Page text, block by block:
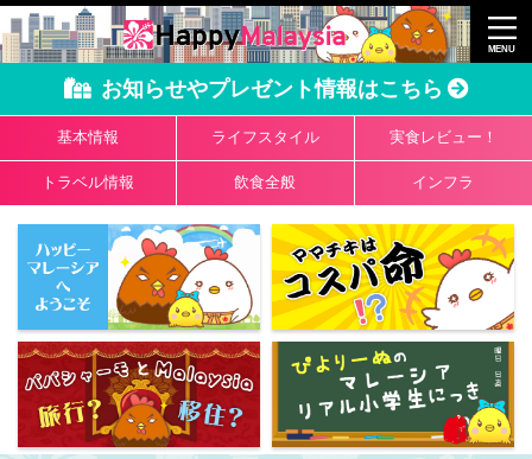
お知らせやプレゼント情報はこちら
基本情報 ライフスタイル 実食レビュー！
トラベル情報 飲食全般 インフラ